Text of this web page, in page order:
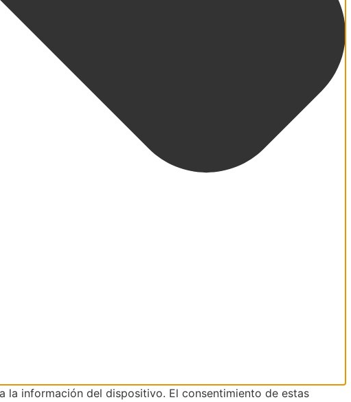
la información del dispositivo. El consentimiento de estas